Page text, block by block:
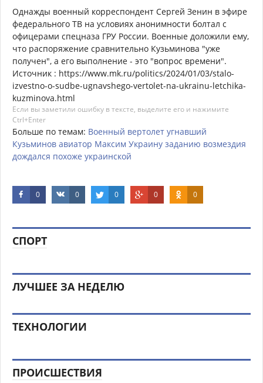
Однажды военный корреспондент Сергей Зенин в эфире
федерального ТВ на условиях анонимности болтал с
офицерами спецназа ГРУ России. Военные доложили ему,
что распоряжение сравнительно Кузьминова "уже
получен", а его выполнение - это "вопрос времени".
Источник : https://www.mk.ru/politics/2024/01/03/stalo-
izvestno-o-sudbe-ugnavshego-vertolet-na-ukrainu-letchika-
kuzminova.html
Если вы заметили ошибку в тексте, выделите его и нажимите
Ctrl+Enter
Больше по темам: Военный вертолет угнавший
Кузьминов авиатор Максим Украину заданию возмездия
дождался похоже украинской
0 0 0 0 0
СПОРТ
ЛУЧШЕЕ ЗА НЕДЕЛЮ
ТЕХНОЛОГИИ
ПРОИСШЕСТВИЯ